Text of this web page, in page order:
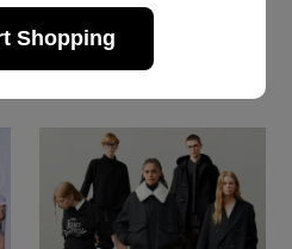
TOPICS